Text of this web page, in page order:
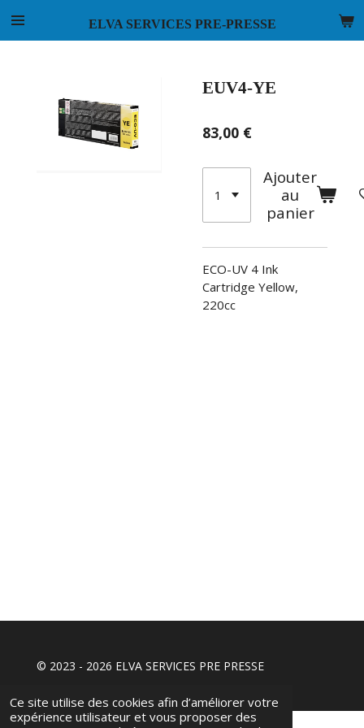
Ce site utilise des cookies afin d’améliorer votre
expérience utilisateur et vous proposer des
Passer
ELVA SERVICES PRE-PRESSE
EUV4-YE
83,00 €
Ajouter
au
panier
ECO-UV 4 Ink
Cartridge Yellow,
220cc
© 2023 - 2026 ELVA SERVICES PRE PRESSE